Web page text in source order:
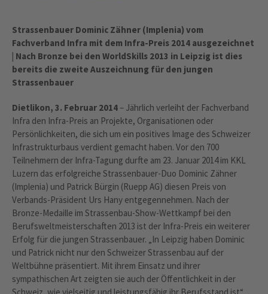
Strassenbauer Dominic Zähner (Implenia) vom
Fachverband Infra mit dem Infra-Preis 2014 ausgezeichnet
| Nach Bronze bei den WorldSkills 2013 in Leipzig ist dies
bereits die zweite Auszeichnung für den jungen
Strassenbauer
Dietlikon, 3. Februar 2014– Jährlich verleiht der Fachverband
Infra den Infra-Preis an Projekte, Organisationen oder
Persönlichkeiten, die sich um ein positives Image des Schweizer
Infrastrukturbaus verdient gemacht haben. Vor den 700
Teilnehmern der Infra-Tagung durfte am 23. Januar 2014 im KKL
Luzern das erfolgreiche Strassenbauer-Duo Dominic Zähner
(Implenia) und Patrick Bürgin (Ruepp AG) diesen Preis von
Verbands-Präsident Urs Hany entgegennehmen. Nach der
Bronze-Medaille im Strassenbau-Show-Wettkampf bei den
Berufsweltmeisterschaften 2013 ist der Infra-Preis ein weiterer
Erfolg für die jungen Strassenbauer. „In Leipzig haben Dominic
und Patrick nicht nur den Schweizer Strassenbau auf der
Weltbühne präsentiert. Mit ihrem Einsatz und ihrer
sympathischen Art zeigten sie auch der Öffentlichkeit in der